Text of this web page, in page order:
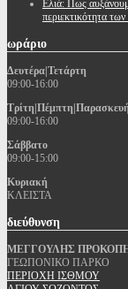
Ελιά: Πως
περιεκτικότητα
ωράριο
Δευτέρα|Τετάρτη
09:00-16:00
Τρίτη|Πέμπτη|Παρασκευή
09:00-16:00
Σάββατο
09:00-15:00
Κυριακή
ΚΛΕΙΣΤΑ
διεύθυνση
ΜΕΓΓΟΥΛΗΣ
ΓΕΩΠΟΝΙΚΟ ΠΑΡΚΟ
ΠΕΡΙΟΧΗ ΙΣΘΜΟΥ